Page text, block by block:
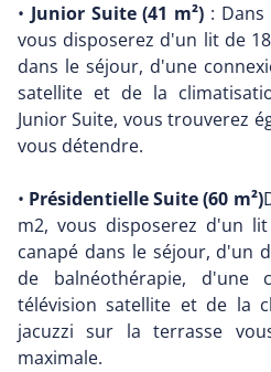
• Junior Suite (41 m²) : Dans
vous disposerez d'un lit de
dans le séjour, d'une
satellite et de la
Junior Suite, vous trouverez
vous détendre.
• Présidentielle Suite (60 m²)
m2, vous disposerez d'un
canapé dans le séjour, d'un
de balnéothérapie, d'une
télévision satellite et de la
jacuzzi sur la terrasse
maximale.